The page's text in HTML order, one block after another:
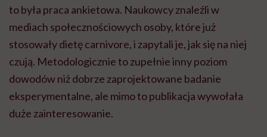
to była praca ankietowa. Naukowcy znaleźli w
mediach społecznościowych osoby, które już
stosowały dietę carnivore, i zapytali je, jak się na niej
czują. Metodologicznie to zupełnie inny poziom
dowodów niż dobrze zaprojektowane badanie
eksperymentalne, ale mimo to publikacja wywołała
duże zainteresowanie.